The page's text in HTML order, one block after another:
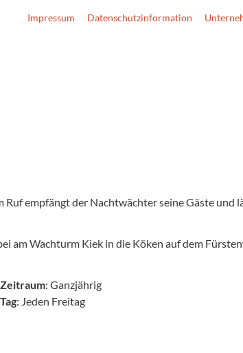
Impressum Datenschutzinformation
Ruf empfängt der Nachtwächter seine Gäste und
am Wachturm Kiek in die Köken auf dem
Zeitraum: Ganzjährig
Tag: Jeden Freitag